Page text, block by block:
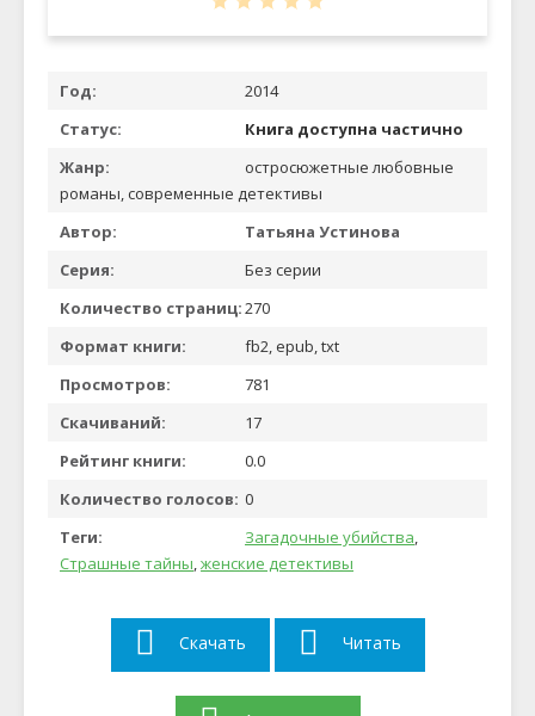
Год:
2014
Статус:
Книга доступна частично
Жанр:
остросюжетные любовные
романы, современные детективы
Автор:
Татьяна Устинова
Серия:
Без серии
Количество страниц:270
Формат книги:
fb2, epub, txt
Просмотров:
781
Скачиваний:
17
Рейтинг книги:
0.0
Количество голосов: 0
Теги:
Загадочные убийства,
Страшные тайны,женские детективы
Скачать Читать